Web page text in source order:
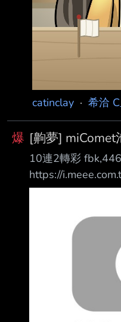
catinclay · 希洽
爆 [齁夢] miComet
10連2轉彩 fbk,446
https://
裝35 https://
裝sui https://
https://
長讓我有免費石
石30抽畢業 抽100